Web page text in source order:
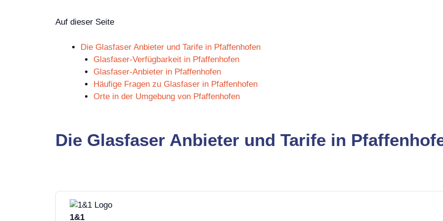
Auf dieser Seite
Die Glasfaser Anbieter und Tarife in Pfaffenhofen
Glasfaser-Verfügbarkeit in Pfaffenhofen
Glasfaser-Anbieter in Pfaffenhofen
Häufige Fragen zu Glasfaser in Pfaffenhofen
Orte in der Umgebung von Pfaffenhofen
Die Glasfaser Anbieter und Tarife in
1&1